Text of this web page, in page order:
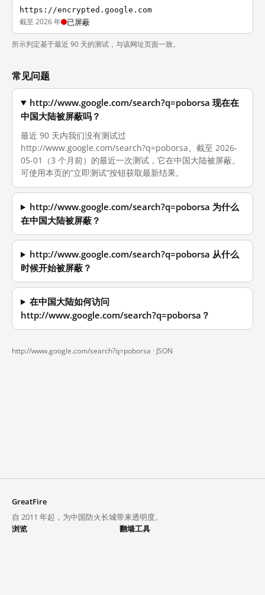
https://encrypted.google.com
截至 2026 年 已屏蔽
所示判定基于最近 90 天的测试，与该网址页面一致。
常见问题
http://www.google.com/search?q=poborsa 现在在
中国大陆被屏蔽吗？
最近 90 天内我们没有测试过
http://www.google.com/search?q=poborsa。截至 2026-
05-01（3 个月前）的最近一次测试，它在中国大陆被屏蔽。
可使用本页的“立即测试”按钮获取最新结果。
http://www.google.com/search?q=poborsa 为什么
在中国大陆被屏蔽？
http://www.google.com/search?q=poborsa 从什么
时候开始被屏蔽？
在中国大陆如何访问
http://www.google.com/search?q=poborsa？
http://www.google.com/search?q=poborsa · JSON
GreatFire
自 2011 年起，为中国防火长城带来透明度。
浏览
翻墙工具